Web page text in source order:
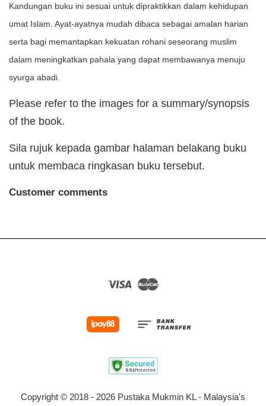
Kandungan buku ini sesuai untuk dipraktikkan dalam kehidupan
umat Islam. Ayat-ayatnya mudah dibaca sebagai amalan harian
serta bagi memantapkan kekuatan rohani seseorang muslim
dalam meningkatkan pahala yang dapat membawanya menuju
syurga abadi.
Please refer to the images for a summary/synopsis
of the book.
Sila rujuk kepada gambar halaman belakang buku
untuk membaca ringkasan buku tersebut.
Customer comments
Visa
Copyright © 2018 - 2026 Pustaka Mukmin KL - Malaysia's